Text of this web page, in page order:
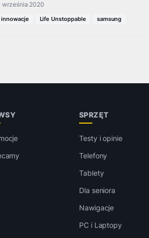
września 2020
innowacje Life Unstoppable samsung
SPRZĘT
Testy i opinie
Telefony
Tablety
Dla seniora
Nawigacje
PC i Laptopy